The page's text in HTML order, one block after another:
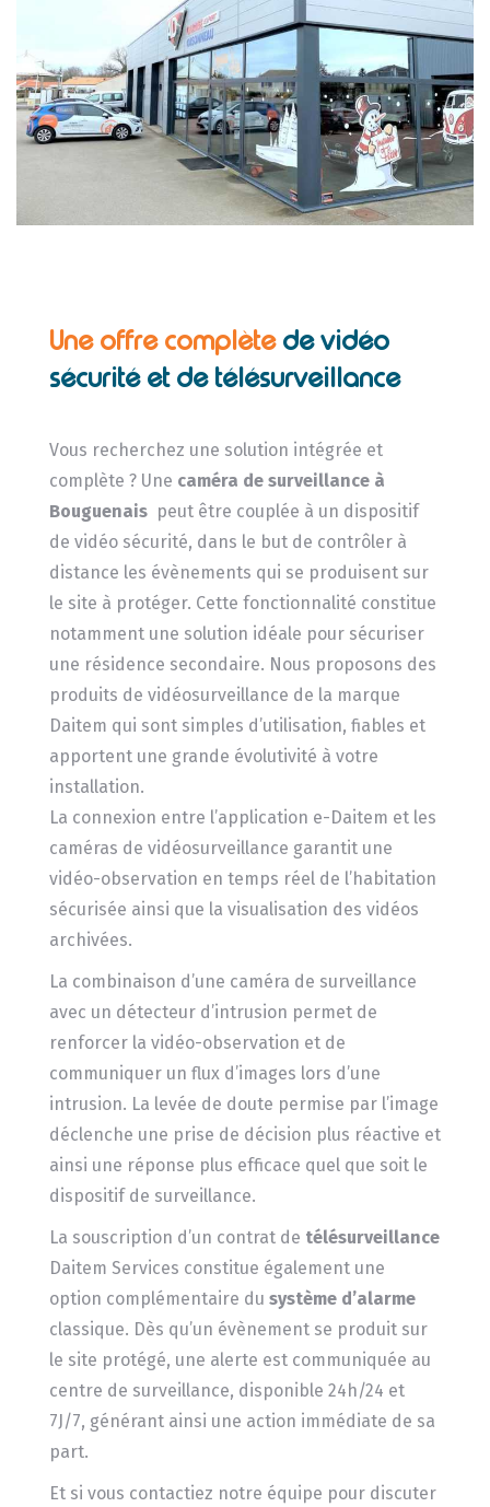
Une offre complète de vidéo
sécurité et de télésurveillance
Vous recherchez une solution intégrée et
complète ? Une caméra de surveillance à
Bouguenais peut être couplée à un dispositif
de vidéo sécurité, dans le but de contrôler à
distance les évènements qui se produisent sur
le site à protéger. Cette fonctionnalité constitue
notamment une solution idéale pour sécuriser
une résidence secondaire. Nous proposons des
produits de vidéosurveillance de la marque
Daitem qui sont simples d’utilisation, fiables et
apportent une grande évolutivité à votre
installation.
La connexion entre l’application e-Daitem et les
caméras de vidéosurveillance garantit une
vidéo-observation en temps réel de l’habitation
sécurisée ainsi que la visualisation des vidéos
archivées.
La combinaison d’une caméra de surveillance
avec un détecteur d’intrusion permet de
renforcer la vidéo-observation et de
communiquer un flux d’images lors d’une
intrusion. La levée de doute permise par l’image
déclenche une prise de décision plus réactive et
ainsi une réponse plus efficace quel que soit le
dispositif de surveillance.
La souscription d’un contrat de télésurveillance
Daitem Services constitue également une
option complémentaire du système d’alarme
classique. Dès qu’un évènement se produit sur
le site protégé, une alerte est communiquée au
centre de surveillance, disponible 24h/24 et
7J/7, générant ainsi une action immédiate de sa
part.
Et si vous contactiez notre équipe pour discuter